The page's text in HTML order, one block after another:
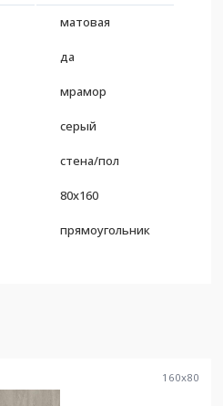
матовая
да
мрамор
серый
стена/пол
80x160
прямоугольник
160x80